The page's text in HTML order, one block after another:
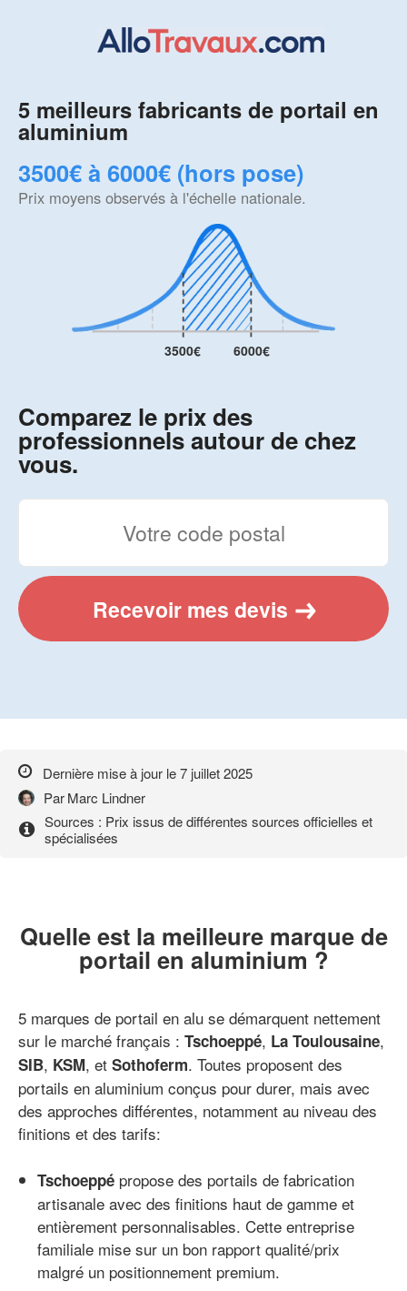
5 meilleurs fabricants de portail en
aluminium
3500€ à 6000€ (hors pose)
Prix moyens observés à l'échelle nationale.
3500€ 6000€
Comparez le prix des
professionnels autour de chez
vous.
Recevoir mes devis
Dernière mise à jour le7 juillet 2025
ParMarc Lindner
Sources : Prix issus de différentes sources officielles et
spécialisées
Quelle est la meilleure marque de
portail en aluminium ?
5 marques de portail en alu se démarquent nettement
sur le marché français : Tschoeppé, La Toulousaine,
SIB, KSM, et Sothoferm. Toutes proposent des
portails en aluminium conçus pour durer, mais avec
des approches différentes, notamment au niveau des
finitions et des tarifs:
Tschoeppé propose des portails de fabrication
artisanale avec des finitions haut de gamme et
entièrement personnalisables. Cette entreprise
familiale mise sur un bon rapport qualité/prix
malgré un positionnement premium.